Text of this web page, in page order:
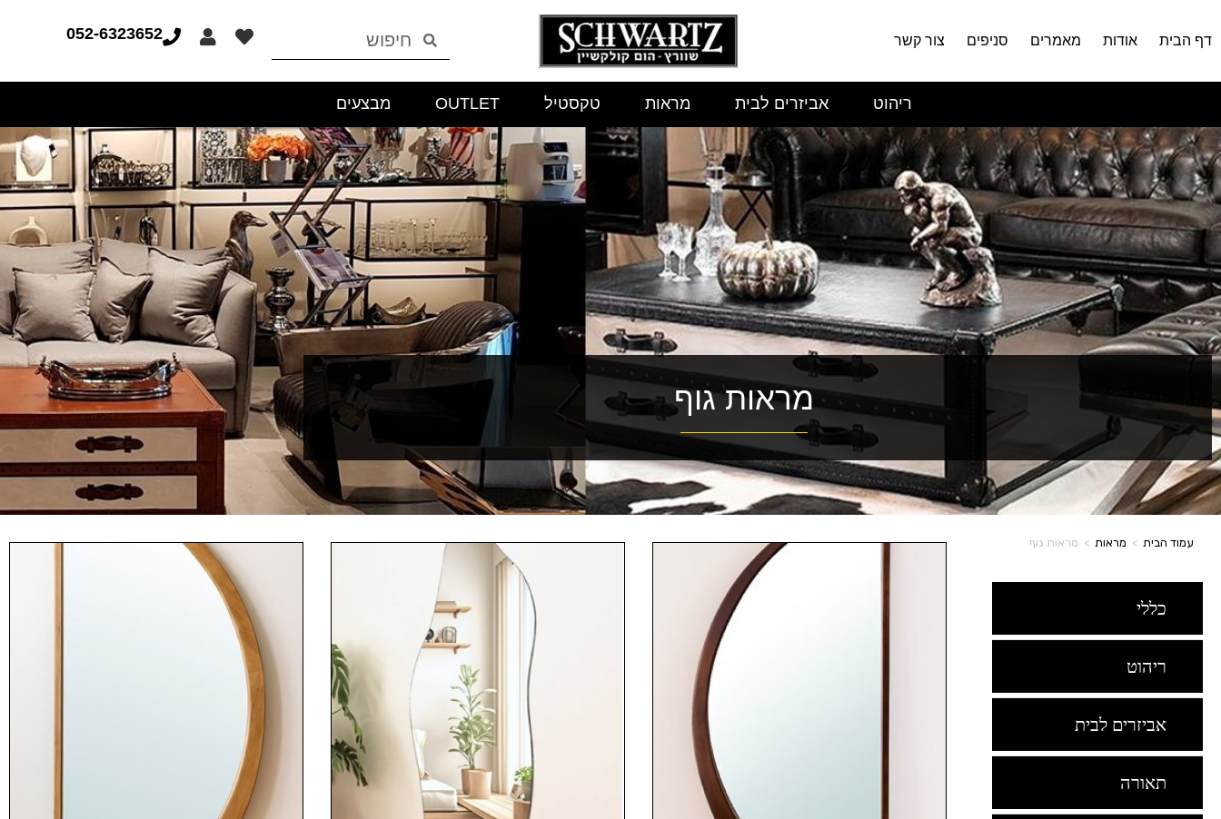
דף הבית אודות מאמרים סניפים צור קשר 052-6323652
ריהוט אביזרים לבית מראות טקסטיל OUTLET מבצעים
מראות גוף
עמוד הבית > מראות > מראות גוף
כללי
ריהוט
אביזרים לבית
תאורה